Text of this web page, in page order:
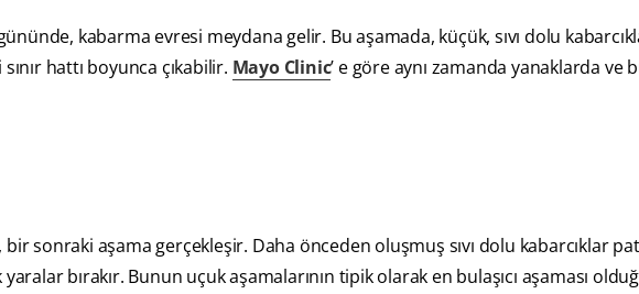
kabarma evresi meydana gelir. Bu aşamada, küçük, sıvı dolu
hattı boyunca çıkabilir. Mayo Clinic’ e göre aynı zamanda yanaklarda ve
sonraki aşama gerçekleşir. Daha önceden oluşmuş sıvı dolu kabarcıklar
bırakır. Bunun uçuk aşamalarının tipik olarak en bulaşıcı aşaması